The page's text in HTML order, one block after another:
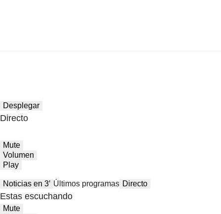
Desplegar
Directo
Mute
Volumen
Play
Noticias en 3′ Últimos programas Directo
Estas escuchando
Mute